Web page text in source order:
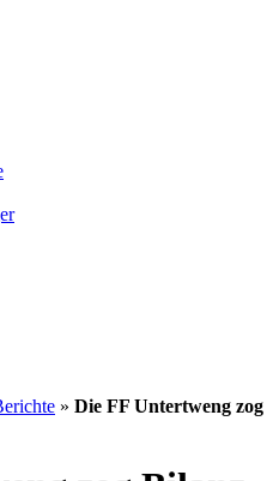
» Die FF Untertweng zog